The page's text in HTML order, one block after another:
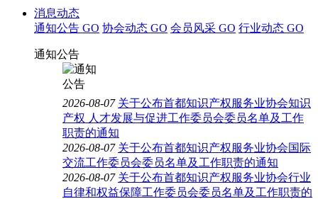
消息动态
通知公告 GO 协会动态 GO 会员风采 GO 行业动态 GO
通知公告
2026-08-07 关于公布首都知识产权服务业协会知识
产权 人才发展与促进工作委员会委员名单及工作
职责的通知
2026-08-07 关于公布首都知识产权服务业协会国际
交流工作委员会委员名单及工作职责的通知
2026-08-07 关于公布首都知识产权服务业协会行业
自律和权益保障工作委员会委员名单及工作职责的